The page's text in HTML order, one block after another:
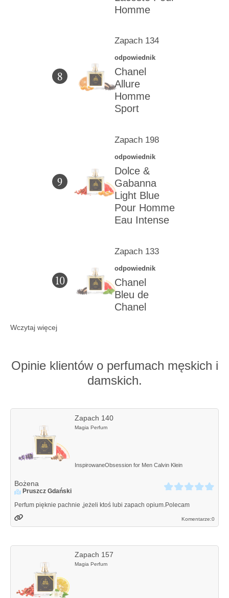
Homme
8
Zapach 134
odpowiednik
Chanel
Allure
Homme
Sport
9
Zapach 198
odpowiednik
Dolce &
Gabanna
Light Blue
Pour Homme
Eau Intense
10
Zapach 133
odpowiednik
Chanel
Bleu de
Chanel
Wczytaj więcej
Opinie klientów o perfumach męskich i
damskich.
Zapach 140
Magia Perfum
InspirowaneObsession for Men Calvin Klein
Bożena
Pruszcz Gdański
Perfum pięknie pachnie ,jeżeli ktoś lubi zapach opium.Polecam
Komentarze:0
Zapach 157
Magia Perfum